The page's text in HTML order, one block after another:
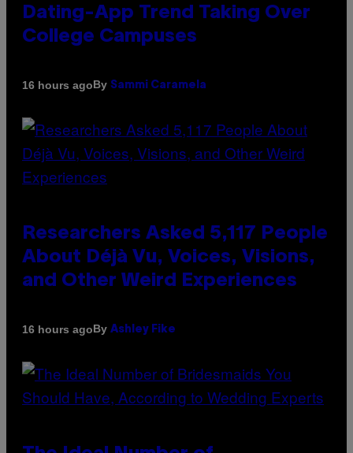
Dating-App Trend Taking Over
College Campuses
16 hours agoBy Sammi Caramela
Researchers Asked 5,117 People
About Déjà Vu, Voices, Visions,
and Other Weird Experiences
16 hours agoBy Ashley Fike